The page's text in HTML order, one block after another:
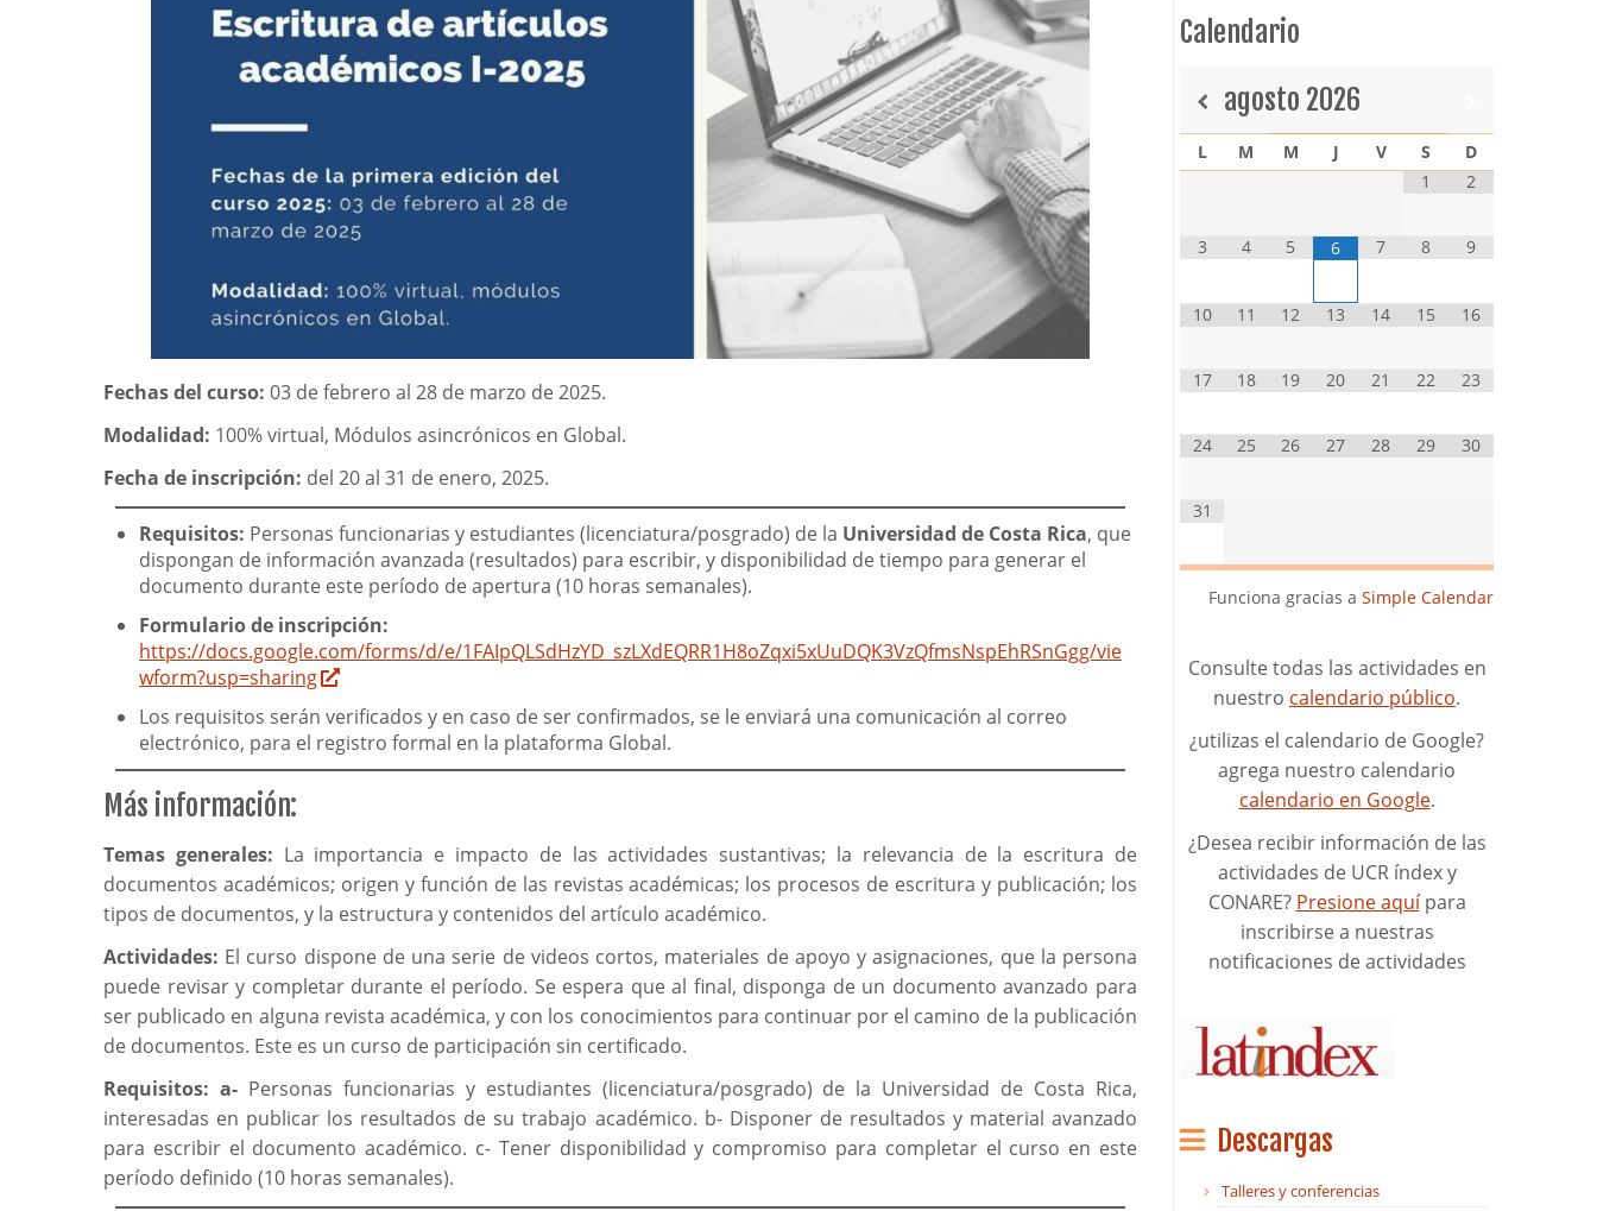
Fechas del curso: 03 de febrero al 28 de marzo de 2025.
Modalidad: 100% virtual, Módulos asincrónicos en Global.
Fecha de inscripción: del 20 al 31 de enero, 2025.
Requisitos: Personas funcionarias y estudiantes (licenciatura/posgrado) de la Universidad de Costa Rica, que
dispongan de información avanzada (resultados) para escribir, y disponibilidad de tiempo para generar el
documento durante este período de apertura (10 horas semanales).
Formulario de inscripción:
https://docs.google.com/forms/d/e/1FAIpQLSdHzYD_szLXdEQRR1H8oZqxi5xUuDQK3VzQfmsNspEhRSnGgg/vie
wform?usp=sharing
Los requisitos serán verificados y en caso de ser confirmados, se le enviará una comunicación al correo
electrónico, para el registro formal en la plataforma Global.
Más información:
Temas generales: La importancia e impacto de las actividades sustantivas; la relevancia de la escritura de
documentos académicos; origen y función de las revistas académicas; los procesos de escritura y publicación; los
tipos de documentos, y la estructura y contenidos del artículo académico.
Actividades: El curso dispone de una serie de videos cortos, materiales de apoyo y asignaciones, que la persona
puede revisar y completar durante el período. Se espera que al final, disponga de un documento avanzado para
ser publicado en alguna revista académica, y con los conocimientos para continuar por el camino de la publicación
de documentos. Este es un curso de participación sin certificado.
Requisitos: a- Personas funcionarias y estudiantes (licenciatura/posgrado) de la Universidad de Costa Rica,
interesadas en publicar los resultados de su trabajo académico. b- Disponer de resultados y material avanzado
para escribir el documento académico. c- Tener disponibilidad y compromiso para completar el curso en este
período definido (10 horas semanales).
Calendario
agosto 2026
L M M J V S
D
1
2
3 4 5 6 7 8 9
10 11 12 13 14 15 16
17 18 19 20 21 22 23
24 25 26 27 28 29 30
31
Funciona gracias a Simple Calendar
Consulte todas las actividades en
nuestro calendario público.
¿utilizas el calendario de Google?
agrega nuestro calendario
calendario en Google.
¿Desea recibir información de las
actividades de UCR índex y
CONARE? Presione aquípara
inscribirse a nuestras
notificaciones de actividades
Descargas
Talleres y conferencias